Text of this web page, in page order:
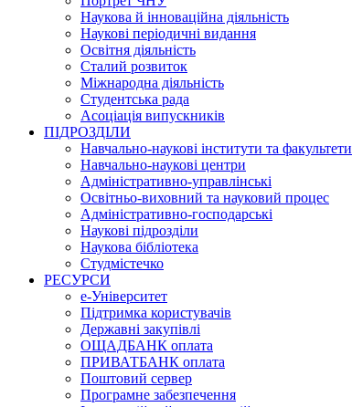
Наукова й інноваційна діяльність
Наукові періодичні видання
Освітня діяльність
Сталий розвиток
Міжнародна діяльність
Студентська рада
Асоціація випускників
ПІДРОЗДІЛИ
Навчально-наукові інститути та факультети
Навчально-наукові центри
Адміністративно-управлінські
Освітньо-виховний та науковий процес
Адміністративно-господарські
Наукові підрозділи
Наукова бібліотека
Студмістечко
РЕСУРСИ
е-Університет
Підтримка користувачів
Державні закупівлі
ОЩАДБАНК оплата
ПРИВАТБАНК оплата
Поштовий сервер
Програмне забезпечення